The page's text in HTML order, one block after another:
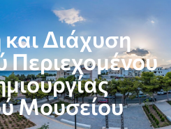
Διάχυση
Περιεχομένου
Μουσείου